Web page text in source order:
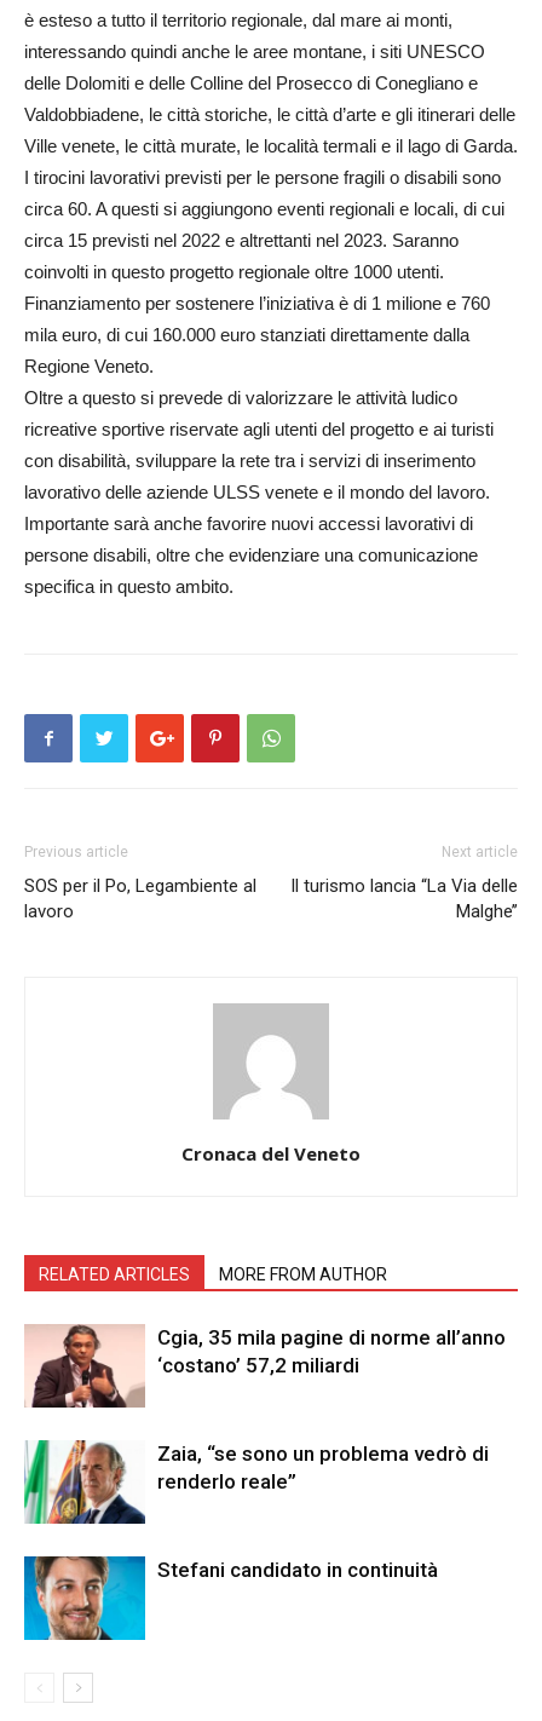
è esteso a tutto il territorio regionale, dal mare ai monti,
interessando quindi anche le aree montane, i siti UNESCO
delle Dolomiti e delle Colline del Prosecco di Conegliano e
Valdobbiadene, le città storiche, le città d’arte e gli itinerari delle
Ville venete, le città murate, le località termali e il lago di Garda.
I tirocini lavorativi previsti per le persone fragili o disabili sono
circa 60. A questi si aggiungono eventi regionali e locali, di cui
circa 15 previsti nel 2022 e altrettanti nel 2023. Saranno
coinvolti in questo progetto regionale oltre 1000 utenti.
Finanziamento per sostenere l’iniziativa è di 1 milione e 760
mila euro, di cui 160.000 euro stanziati direttamente dalla
Regione Veneto.
Oltre a questo si prevede di valorizzare le attività ludico
ricreative sportive riservate agli utenti del progetto e ai turisti
con disabilità, sviluppare la rete tra i servizi di inserimento
lavorativo delle aziende ULSS venete e il mondo del lavoro.
Importante sarà anche favorire nuovi accessi lavorativi di
persone disabili, oltre che evidenziare una comunicazione
specifica in questo ambito.
Previous article
SOS per il Po, Legambiente al
lavoro
Next article
Il turismo lancia “La Via delle
Malghe’’
Cronaca del Veneto
RELATED ARTICLES MORE FROM AUTHOR
Cgia, 35 mila pagine di norme all’anno
‘costano’ 57,2 miliardi
Zaia, “se sono un problema vedrò di
renderlo reale”
Stefani candidato in continuità